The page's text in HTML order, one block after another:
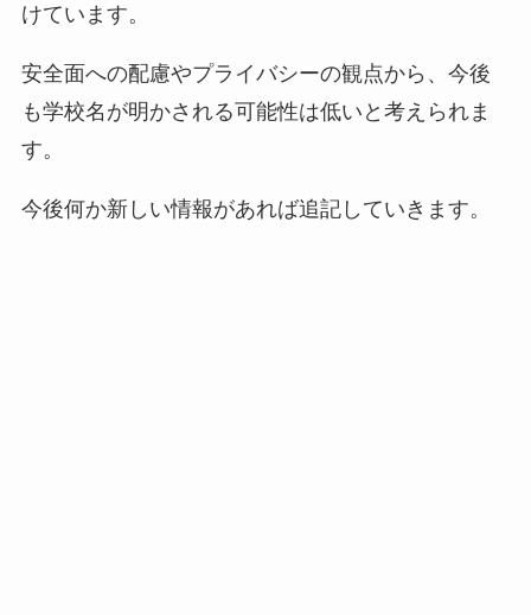
けています。
安全面への配慮やプライバシーの観点から、今後
も学校名が明かされる可能性は低いと考えられま
す。
今後何か新しい情報があれば追記していきます。